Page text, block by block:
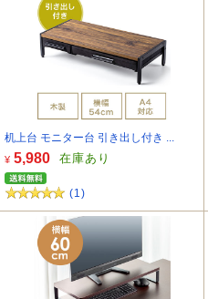
机上台 モニター台 引き出し付き ...
¥ 5,980 在庫あり
(1)